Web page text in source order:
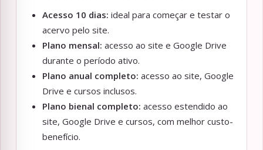
Acesso 10 dias: ideal para começar e testar o
acervo pelo site.
Plano mensal: acesso ao site e Google Drive
durante o período ativo.
Plano anual completo: acesso ao site, Google
Drive e cursos inclusos.
Plano bienal completo: acesso estendido ao
site, Google Drive e cursos, com melhor custo-
benefício.